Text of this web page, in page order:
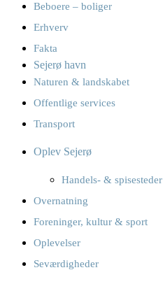
Beboere – boliger
Erhverv
Fakta
Sejerø havn
Naturen & landskabet
Offentlige services
Transport
Oplev Sejerø
Handels- & spisesteder
Overnatning
Foreninger, kultur & sport
Oplevelser
Seværdigheder